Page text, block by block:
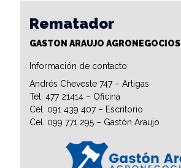
Rematador
GASTON ARAUJO AGRONEGOCIOS
Información de contacto:
Andrés Cheveste 747 – Artigas
Tel. 477 21414 – Oficina
Cel. 091 439 407 – Escritorio
Cel. 099 771 295 – Gastón Araujo